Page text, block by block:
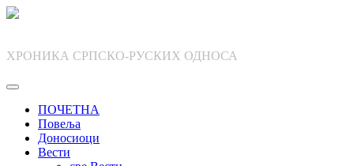
Skip
ХРОНИКА СРПСКО-РУСКИХ ОДНОСА
ПОЧЕТНА
Повеља
Доносиоци
Вести